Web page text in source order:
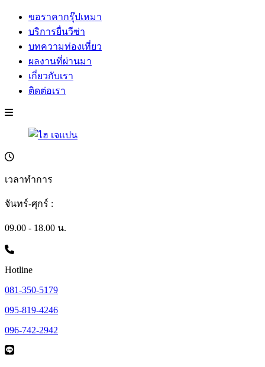
ขอราคากรุ๊ปเหมา
บริการยื่นวีซ่า
บทความท่องเที่ยว
ผลงานที่ผ่านมา
เกี่ยวกับเรา
ติดต่อเรา
เวลาทำการ
จันทร์-ศุกร์ :
09.00 - 18.00 น.
Hotline
081-350-5179
095-819-4246
096-742-2942